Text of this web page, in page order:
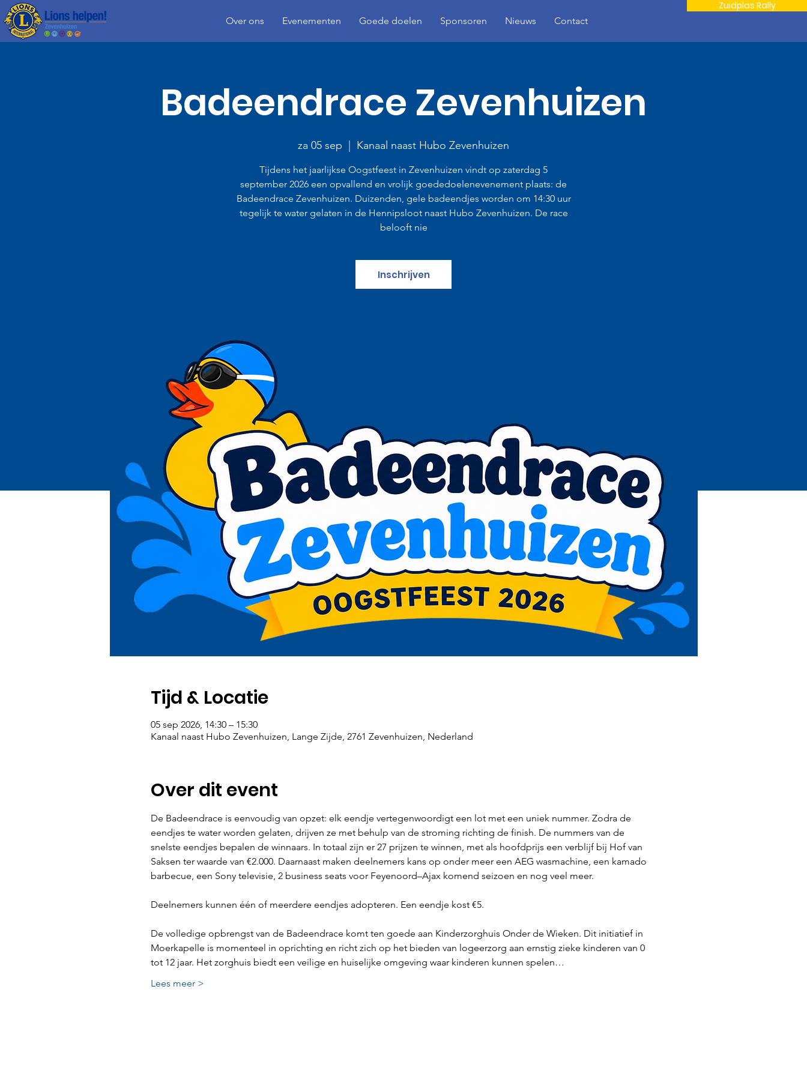
Zuidplas Rally
Over ons Evenementen Goede doelen Sponsoren Nieuws Contact
Badeendrace Zevenhuizen
za 05 sep Kanaal naast Hubo Zevenhuizen
Tijdens het jaarlijkse Oogstfeest in Zevenhuizen vindt op zaterdag 5
september 2026 een opvallend en vrolijk goededoelenevenement plaats: de
Badeendrace Zevenhuizen. Duizenden, gele badeendjes worden om 14:30 uur
tegelijk te water gelaten in de Hennipsloot naast Hubo Zevenhuizen. De race
belooft nie
Inschrijven
Tijd & Locatie
05 sep 2026, 14:30 – 15:30
Kanaal naast Hubo Zevenhuizen, Lange Zijde, 2761 Zevenhuizen, Nederland
Over dit event
De Badeendrace is eenvoudig van opzet: elk eendje vertegenwoordigt een lot met een uniek nummer. Zodra de
eendjes te water worden gelaten, drijven ze met behulp van de stroming richting de finish. De nummers van de
snelste eendjes bepalen de winnaars. In totaal zijn er 27 prijzen te winnen, met als hoofdprijs een verblijf bij Hof van
Saksen ter waarde van €2.000. Daarnaast maken deelnemers kans op onder meer een AEG wasmachine, een kamado
barbecue, een Sony televisie, 2 business seats voor Feyenoord–Ajax komend seizoen en nog veel meer.
Deelnemers kunnen één of meerdere eendjes adopteren. Een eendje kost €5.
De volledige opbrengst van de Badeendrace komt ten goede aan Kinderzorghuis Onder de Wieken. Dit initiatief in
Moerkapelle is momenteel in oprichting en richt zich op het bieden van logeerzorg aan ernstig zieke kinderen van 0
tot 12 jaar. Het zorghuis biedt een veilige en huiselijke omgeving waar kinderen kunnen spelen…
Lees meer >